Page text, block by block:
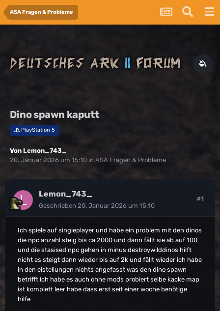
ASA Fragen & Probleme
Dino spawn kaputt
PlayStation 5
Von Lemon_743_
20. Januar 2026 um 15:10 in ASA Fragen & Probleme
Lemon_743_
Geschrieben 20. Januar 2026 um 15:10
#1
Ich spiele auf singleplayer und habe ein problem mit den dinos
die npc anzahl steig bis ca 2000 und dann fällt sie ab auf 100
und die stasised npc gehen in minus destroywilddinos hilft
nicht es steigt dann wieder bis auf 2k und fällt wieder ich habe
in den eistellungen nichts angefasst was den dino spawn
betrifft ich habe es auch ohne mods probiert selbe kacke map
ist komplett leer habe dass erst seit einer woche benötige
hilfe